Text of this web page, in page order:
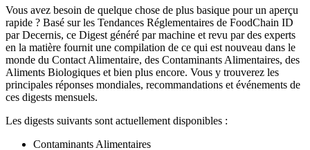
Vous avez besoin de quelque chose de plus basique pour un aperçu
rapide ? Basé sur les Tendances Réglementaires de FoodChain ID
par Decernis, ce Digest généré par machine et revu par des experts
en la matière fournit une compilation de ce qui est nouveau dans le
monde du Contact Alimentaire, des Contaminants Alimentaires, des
Aliments Biologiques et bien plus encore. Vous y trouverez les
principales réponses mondiales, recommandations et événements de
ces digests mensuels.
Les digests suivants sont actuellement disponibles :
Contaminants Alimentaires